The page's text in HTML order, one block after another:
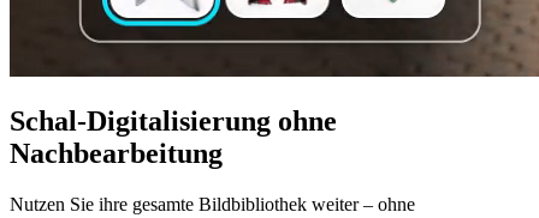
Schal-Digitalisierung ohne
Nachbearbeitung
Nutzen Sie ihre gesamte Bildbibliothek weiter – ohne